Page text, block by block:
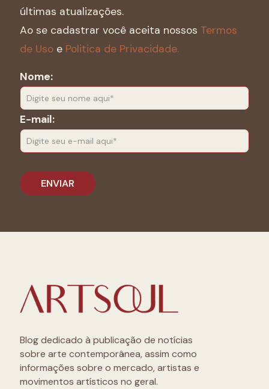
últimas atualizações.
Ao se cadastrar você aceita nossos Termos
de Uso e Politica de Privacidade.
Nome:
E-mail:
Blog dedicado à publicação de notícias
sobre arte contemporânea, assim como
informações sobre o mercado, artistas e
movimentos artísticos no geral.